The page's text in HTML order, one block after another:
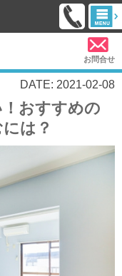
お問合せ
DATE: 2021-02-08
おすすめの
は？